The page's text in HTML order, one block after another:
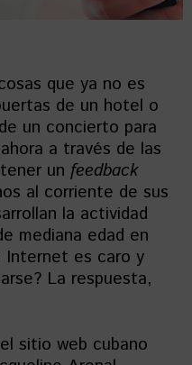
que ya no es
de un hotel o
un concierto para
a través de las
un feedback
al corriente de sus
la actividad
mediana edad en
Internet es caro y
La respuesta,
sitio web cubano